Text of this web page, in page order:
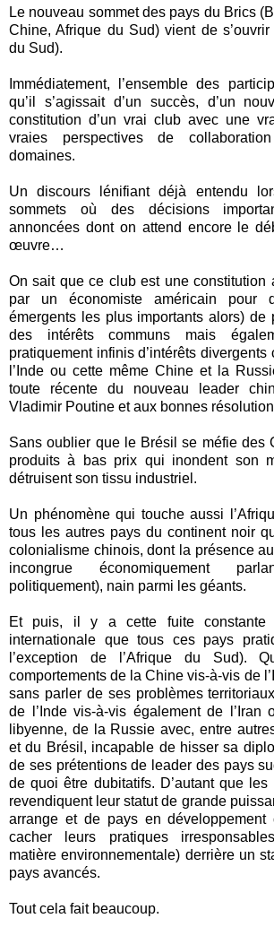
Le nouveau sommet des pays du Brics
Chine, Afrique du Sud) vient de
du Sud).
Immédiatement, l’ensemble des
qu’il s’agissait d’un succès, d’un
constitution d’un vrai club avec une
vraies perspectives de
domaines.
Un discours lénifiant déjà entendu
sommets où des décisions
annoncées dont on attend encore le
œuvre…
On sait que ce club est une constitution
par un économiste américain pour
émergents les plus importants alors) de
des intérêts communs mais
pratiquement infinis d’intérêts
l’Inde ou cette même Chine et la
toute récente du nouveau leader
Vladimir Poutine et aux bonnes
Sans oublier que le Brésil se méfie des
produits à bas prix qui inondent son
détruisent son tissu industriel.
Un phénomène qui touche aussi
tous les autres pays du continent noir
colonialisme chinois, dont la présence
incongrue économiquement
politiquement), nain parmi les géants.
Et puis, il y a cette fuite constante
internationale que tous ces pays
l’exception de l’Afrique du Sud).
comportements de la Chine vis-à-vis de
sans parler de ses problèmes
de l’Inde vis-à-vis également de
libyenne, de la Russie avec, entre
et du Brésil, incapable de hisser sa
de ses prétentions de leader des pays
de quoi être dubitatifs. D’autant que
revendiquent leur statut de grande
arrange et de pays en développement
cacher leurs pratiques
matière environnementale) derrière un
pays avancés.
Tout cela fait beaucoup.